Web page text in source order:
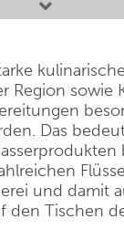
Region sowie
Das
und damit
den Tischen